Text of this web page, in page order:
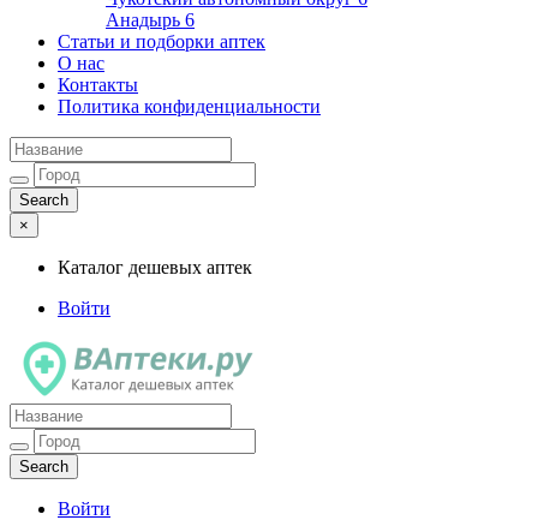
Анадырь 6
Статьи и подборки аптек
О нас
Контакты
Политика конфиденциальности
×
Каталог дешевых аптек
Войти
Каталог дешевых аптек
Войти